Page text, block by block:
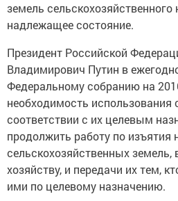
земель сельскохозяйственного
надлежащее состояние.
Президент Российской
Владимирович Путин в
Федеральному собранию на
необходимость использования
соответствии с их целевым
продолжить работу по изъятия
сельскохозяйственных
хозяйству, и передачи их тем,
ими по целевому назначению.